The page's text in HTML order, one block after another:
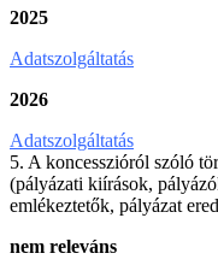
2025
Adatszolgáltatás
2026
Adatszolgáltatás
5. A koncesszióról szóló
(pályázati kiírások,
emlékeztetők, pályázat
nem releváns